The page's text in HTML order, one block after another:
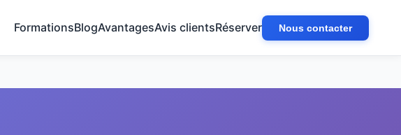
FormationsBlogAvantagesAvis clientsRéserver Nous contacter